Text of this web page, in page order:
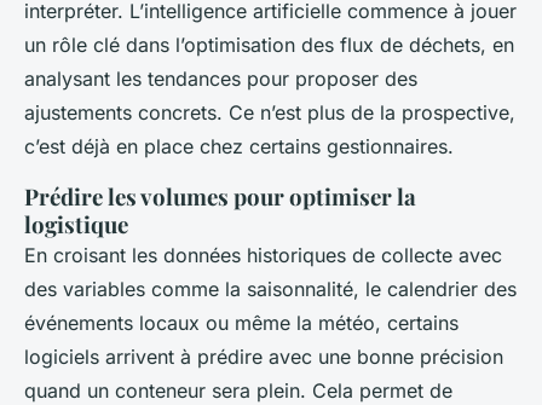
interpréter. L’intelligence artificielle commence à jouer
un rôle clé dans l’optimisation des flux de déchets, en
analysant les tendances pour proposer des
ajustements concrets. Ce n’est plus de la prospective,
c’est déjà en place chez certains gestionnaires.
Prédire les volumes pour optimiser la
logistique
En croisant les données historiques de collecte avec
des variables comme la saisonnalité, le calendrier des
événements locaux ou même la météo, certains
logiciels arrivent à prédire avec une bonne précision
quand un conteneur sera plein. Cela permet de